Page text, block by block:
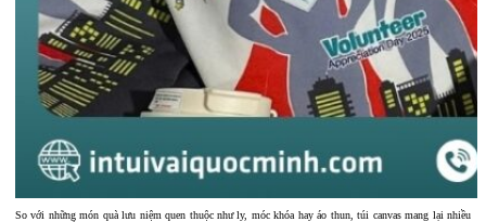
So với những món quà lưu niệm quen thuộc như ly, móc khóa hay áo thun, túi canvas mang lại nhiều